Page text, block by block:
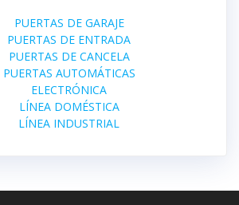
PUERTAS DE GARAJE
PUERTAS DE ENTRADA
PUERTAS DE CANCELA
PUERTAS AUTOMÁTICAS
ELECTRÓNICA
LÍNEA DOMÉSTICA
LÍNEA INDUSTRIAL